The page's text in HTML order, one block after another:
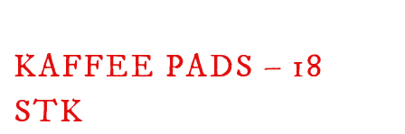
KAFFEE PADS – 18
STK